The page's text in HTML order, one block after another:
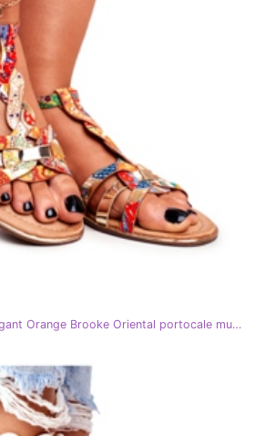
PS1 Sandale de damă Elegant Orange Brooke Oriental portocale multicolor de aur